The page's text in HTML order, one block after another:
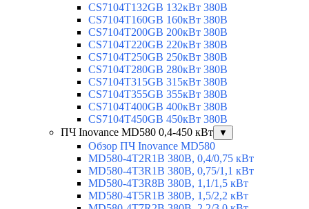
CS7104T132GB 132кВт 380В
CS7104T160GB 160кВт 380В
CS7104T200GB 200кВт 380В
CS7104T220GB 220кВт 380В
CS7104T250GB 250кВт 380В
CS7104T280GB 280кВт 380В
CS7104T315GB 315кВт 380В
CS7104T355GB 355кВт 380В
CS7104T400GB 400кВт 380В
CS7104T450GB 450кВт 380В
ПЧ Inovance MD580 0,4-450 кВт
▼
Обзор ПЧ Inovance MD580
MD580-4T2R1B 380В, 0,4/0,75 кВт
MD580-4T3R1B 380В, 0,75/1,1 кВт
MD580-4T3R8B 380В, 1,1/1,5 кВт
MD580-4T5R1B 380В, 1,5/2,2 кВт